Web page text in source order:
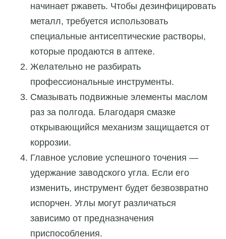
начинает ржаветь. Чтобы дезинфицировать
металл, требуется использовать
специальные антисептические растворы,
которые продаются в аптеке.
Желательно не разбирать
профессиональные инструменты.
Смазывать подвижные элементы маслом
раз за полгода. Благодаря смазке
открывающийся механизм защищается от
коррозии.
Главное условие успешного точения —
удержание заводского угла. Если его
изменить, инструмент будет безвозвратно
испорчен. Углы могут различаться
зависимо от предназначения
приспособления.